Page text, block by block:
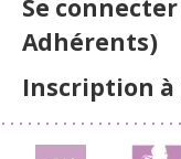
Se
Adhérents)
Inscription à